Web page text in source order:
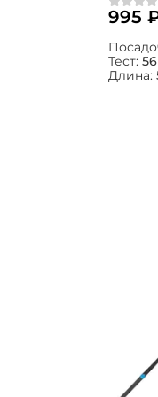
(180)
995
Тест:
Длина: